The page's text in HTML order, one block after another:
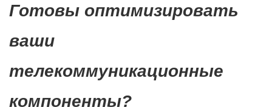
Готовы оптимизировать
ваши
телекоммуникационные
компоненты?